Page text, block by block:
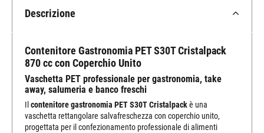
Descrizione
Contenitore Gastronomia PET S30T Cristalpack
870 cc con Coperchio Unito
Vaschetta PET professionale per gastronomia, take
away, salumeria e banco freschi
Il contenitore gastronomia PET S30T Cristalpackè una
vaschetta rettangolare salvafreschezza con coperchio unito,
progettata per il confezionamento professionale di alimenti